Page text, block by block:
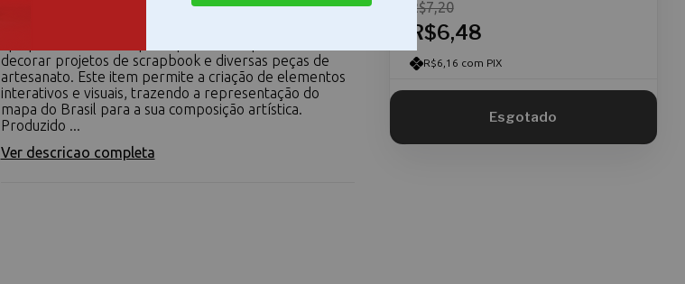
Shaker Box de MDF Woodplan - Mapa do Brasil O
decorar projetos de scrapbook e diversas peças de
artesanato. Este item permite a criação de elementos
interativos e visuais, trazendo a representação do
mapa do Brasil para a sua composição artística.
Produzido ...
Ver descricao completa
R$6,48
R$7,20
R$6,16 com PIX